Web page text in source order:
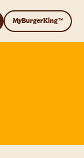
MyBurgerKing™